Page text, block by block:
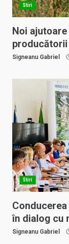
Stiri
Noi
Signeanu Gabriel
Stiri
în dialog cu
Signeanu Gabriel